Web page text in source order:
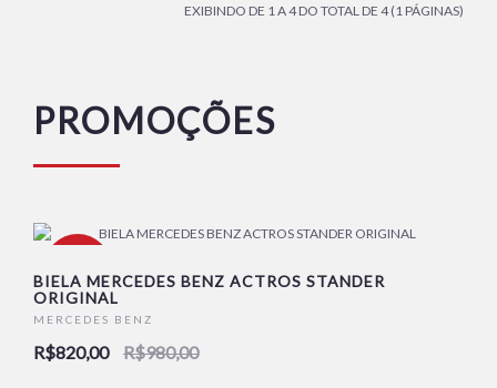
EXIBINDO DE 1 A 4 DO TOTAL DE 4 (1 PÁGINAS)
PROMOÇÕES
BIELA MERCEDES BENZ ACTROS STANDER
ORIGINAL
MERCEDES BENZ
R$820,00 R$980,00